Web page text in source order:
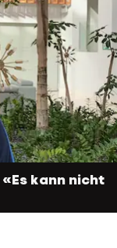
«Es kann nicht